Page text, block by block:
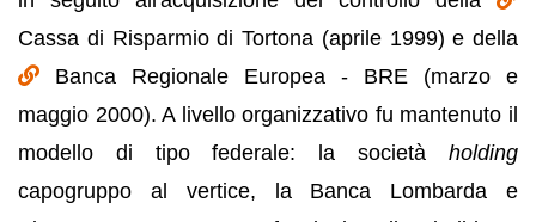
Cassa di Risparmio di Tortona (aprile 1999) e della
Banca Regionale Europea - BRE (marzo e
maggio 2000). A livello organizzativo fu mantenuto il
modello di tipo federale: la società holding
capogruppo al vertice, la Banca Lombarda e